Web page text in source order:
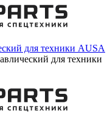
для техники AUSA
для техники